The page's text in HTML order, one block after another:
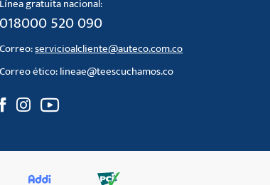
Línea gratuita nacional:
018000 520 090
Correo:servicioalcliente@auteco.com.co
Correo ético:lineae@teescuchamos.co